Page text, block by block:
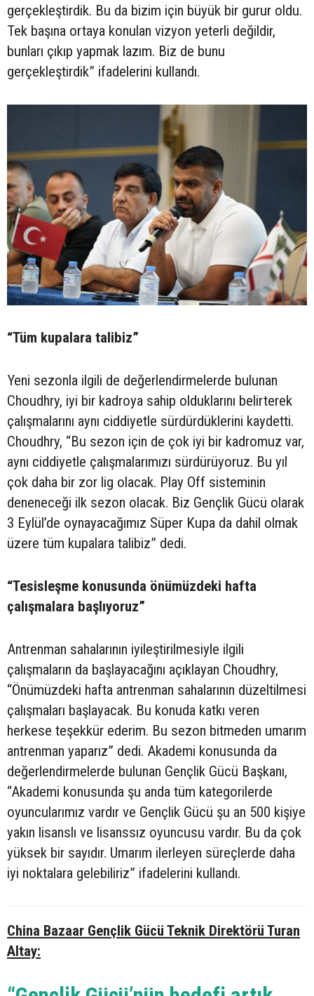
gerçekleştirdik. Bu da bizim için büyük bir gurur oldu.
Tek başına ortaya konulan vizyon yeterli değildir,
bunları çıkıp yapmak lazım. Biz de bunu
gerçekleştirdik” ifadelerini kullandı.
“Tüm kupalara talibiz”
Yeni sezonla ilgili de değerlendirmelerde bulunan
Choudhry, iyi bir kadroya sahip olduklarını belirterek
çalışmalarını aynı ciddiyetle sürdürdüklerini kaydetti.
Choudhry, “Bu sezon için de çok iyi bir kadromuz var,
aynı ciddiyetle çalışmalarımızı sürdürüyoruz. Bu yıl
çok daha bir zor lig olacak. Play Off sisteminin
deneneceği ilk sezon olacak. Biz Gençlik Gücü olarak
3 Eylül’de oynayacağımız Süper Kupa da dahil olmak
üzere tüm kupalara talibiz” dedi.
“Tesisleşme konusunda önümüzdeki hafta
çalışmalara başlıyoruz”
Antrenman sahalarının iyileştirilmesiyle ilgili
çalışmaların da başlayacağını açıklayan Choudhry,
“Önümüzdeki hafta antrenman sahalarının düzeltilmesi
çalışmaları başlayacak. Bu konuda katkı veren
herkese teşekkür ederim. Bu sezon bitmeden umarım
antrenman yaparız” dedi. Akademi konusunda da
değerlendirmelerde bulunan Gençlik Gücü Başkanı,
“Akademi konusunda şu anda tüm kategorilerde
oyuncularımız vardır ve Gençlik Gücü şu an 500 kişiye
yakın lisanslı ve lisanssız oyuncusu vardır. Bu da çok
yüksek bir sayıdır. Umarım ilerleyen süreçlerde daha
iyi noktalara gelebiliriz” ifadelerini kullandı.
China Bazaar Gençlik Gücü Teknik Direktörü Turan
Altay: